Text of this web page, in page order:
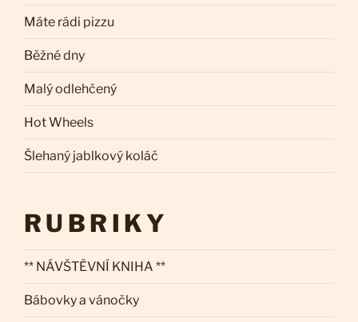
Máte rádi pizzu
Běžné dny
Malý odlehčený
Hot Wheels
Šlehaný jablkový koláč
RUBRIKY
** NÁVŠTĚVNÍ KNIHA **
Bábovky a vánočky